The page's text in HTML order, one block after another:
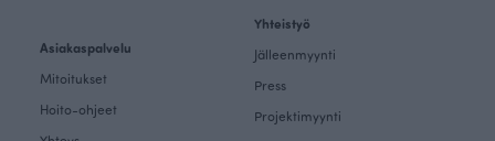
Asiakaspalvelu
Mitoitukset
Hoito-ohjeet
Yhteistyö
Jälleenmyynti
Press
Projektimyynti